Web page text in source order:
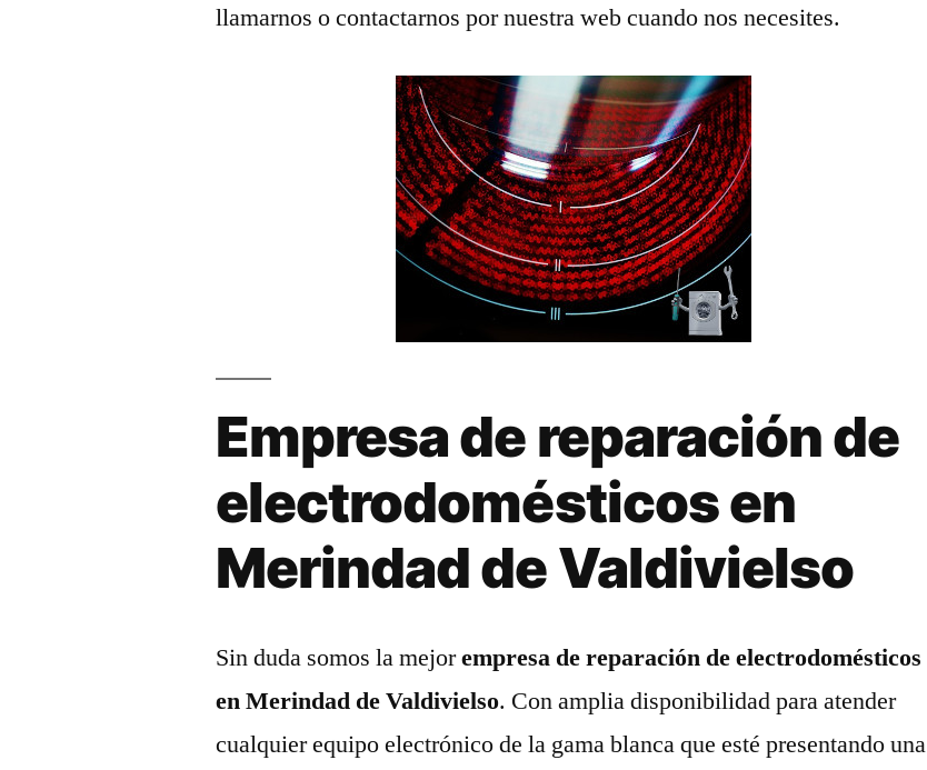
llamarnos o contactarnos por nuestra web cuando nos necesites.
Empresa de reparación de
electrodomésticos en
Merindad de Valdivielso
Sin duda somos la mejorempresa de reparación de electrodomésticos
en Merindad de Valdivielso. Con amplia disponibilidad para atender
cualquier equipo electrónico de la gama blanca que esté presentando una